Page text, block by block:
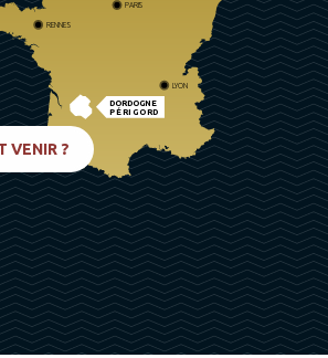
DORDOGNE
PÉRIGORD
PARIS
RENNES
LYON
VENIR ?